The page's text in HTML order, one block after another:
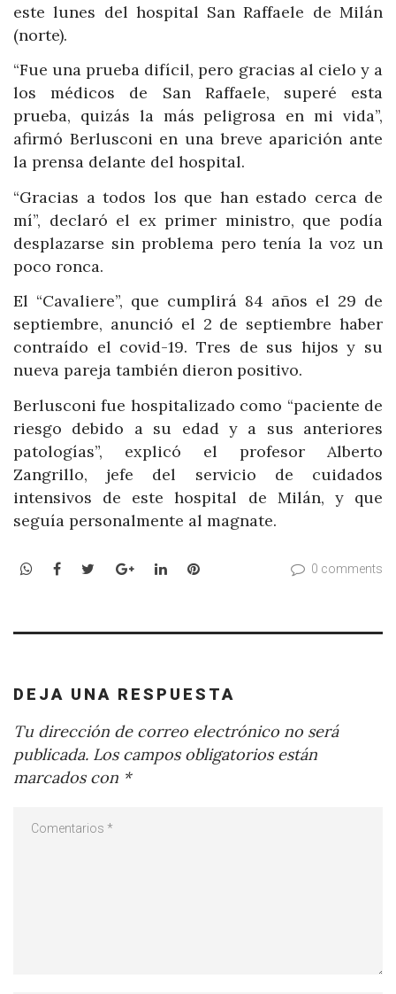
este lunes del hospital San Raffaele de Milán
(norte).
“Fue una prueba difícil, pero gracias al cielo y a
los médicos de San Raffaele, superé esta
prueba, quizás la más peligrosa en mi vida”,
afirmó Berlusconi en una breve aparición ante
la prensa delante del hospital.
“Gracias a todos los que han estado cerca de
mí”, declaró el ex primer ministro, que podía
desplazarse sin problema pero tenía la voz un
poco ronca.
El “Cavaliere”, que cumplirá 84 años el 29 de
septiembre, anunció el 2 de septiembre haber
contraído el covid-19. Tres de sus hijos y su
nueva pareja también dieron positivo.
Berlusconi fue hospitalizado como “paciente de
riesgo debido a su edad y a sus anteriores
patologías”, explicó el profesor Alberto
Zangrillo, jefe del servicio de cuidados
intensivos de este hospital de Milán, y que
seguía personalmente al magnate.
WhatsApp
Facebook
TwitterGoogle+LinkedInPinterest 0 comments
DEJA UNA RESPUESTA
Tu dirección de correo electrónico no será
publicada. Los campos obligatorios están
marcados con *